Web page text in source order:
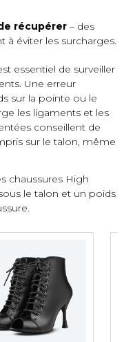
récupérer – des
à éviter les surcharges.
essentiel de surveiller
Une erreur
sur la pointe ou le
les ligaments et les
conseillent de
sur le talon, même
chaussures High
le talon et un poids